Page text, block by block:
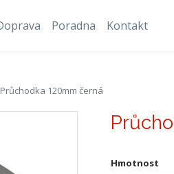
Poradna Kontakt
Průchodka 120mm černá
Hmotnost